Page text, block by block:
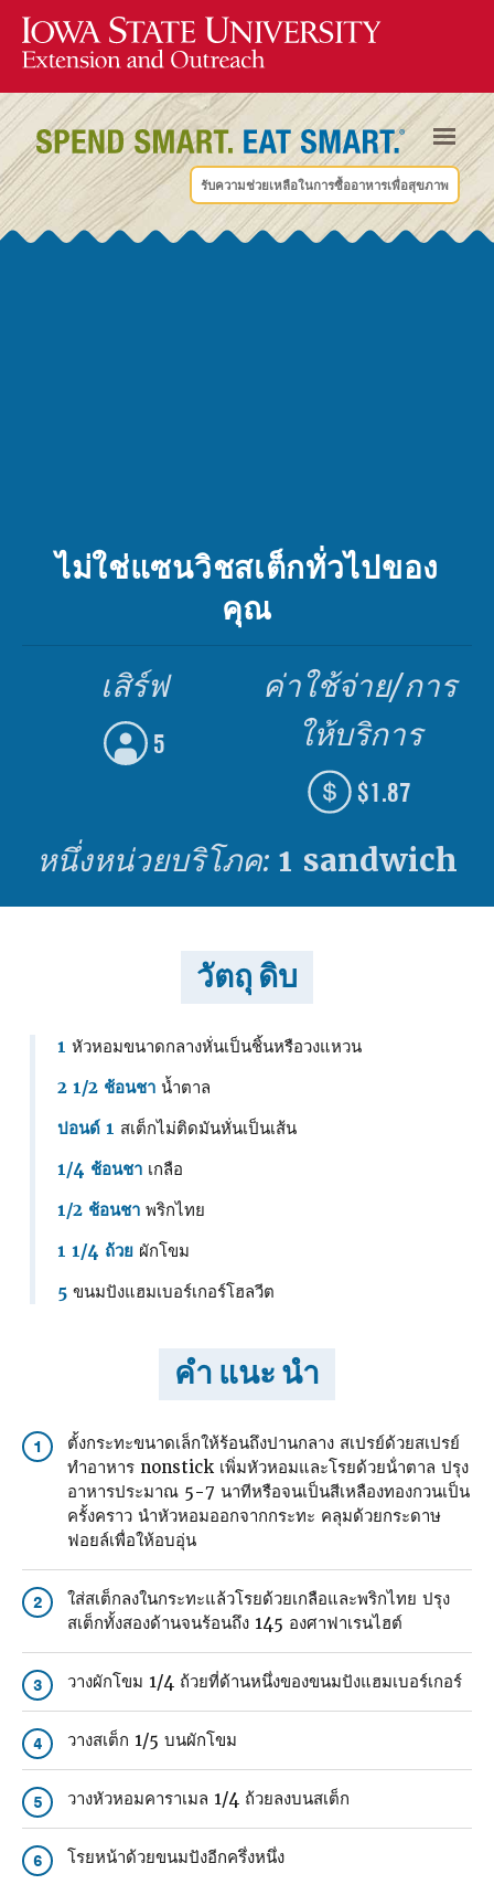
รับความช่วยเหลือในการซื้ออาหารเพื่อสุขภาพ
ไม่ใช่แซนวิชสเต็กทั่วไปของ
คุณ
เสิร์ฟ
5
ค่าใช้จ่าย/การ
ให้บริการ
$1.87
หนึ่งหน่วยบริโภค: 1 sandwich
วัตถุ ดิบ
1 หัวหอมขนาดกลางหั่นเป็นชิ้นหรือวงแหวน
2 1/2 ช้อนชา น้ำตาล
ปอนด์ 1 สเต็กไม่ติดมันหั่นเป็นเส้น
1/4 ช้อนชา เกลือ
1/2 ช้อนชา พริกไทย
1 1/4 ถ้วย ผักโขม
5 ขนมปังแฮมเบอร์เกอร์โฮลวีต
คำ แนะ นำ
1
ตั้งกระทะขนาดเล็กให้ร้อนถึงปานกลาง สเปรย์ด้วยสเปรย์
ทําอาหาร nonstick เพิ่มหัวหอมและโรยด้วยน้ําตาล ปรุง
อาหารประมาณ 5-7 นาทีหรือจนเป็นสีเหลืองทองกวนเป็น
ครั้งคราว นําหัวหอมออกจากกระทะ คลุมด้วยกระดาษ
ฟอยล์เพื่อให้อบอุ่น
2
ใส่สเต็กลงในกระทะแล้วโรยด้วยเกลือและพริกไทย ปรุง
สเต็กทั้งสองด้านจนร้อนถึง 145 องศาฟาเรนไฮต์
3 วางผักโขม 1/4 ถ้วยที่ด้านหนึ่งของขนมปังแฮมเบอร์เกอร์
4 วางสเต็ก 1/5 บนผักโขม
5 วางหัวหอมคาราเมล 1/4 ถ้วยลงบนสเต็ก
6 โรยหน้าด้วยขนมปังอีกครึ่งหนึ่ง